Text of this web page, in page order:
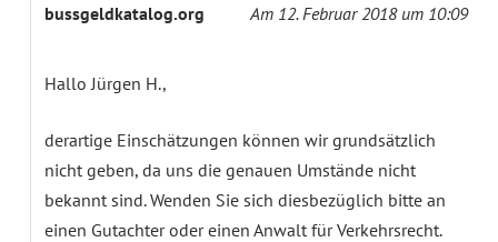
bussgeldkatalog.org Am 12. Februar 2018 um 10:09
Hallo Jürgen H.,
derartige Einschätzungen können wir grundsätzlich
nicht geben, da uns die genauen Umstände nicht
bekannt sind. Wenden Sie sich diesbezüglich bitte an
einen Gutachter oder einen Anwalt für Verkehrsrecht.